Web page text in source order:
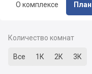
О комплексе
Количество комнат
Все 1К 2К 3К